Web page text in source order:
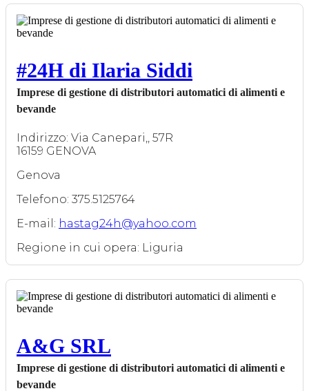
#24H di Ilaria Siddi
Imprese di gestione di distributori automatici di alimenti e
bevande
Indirizzo: Via Canepari,, 57R
16159 GENOVA
Genova
Telefono: 375.5125764
E-mail: hastag24h@yahoo.com
Regione in cui opera: Liguria
A&G SRL
Imprese di gestione di distributori automatici di alimenti e
bevande